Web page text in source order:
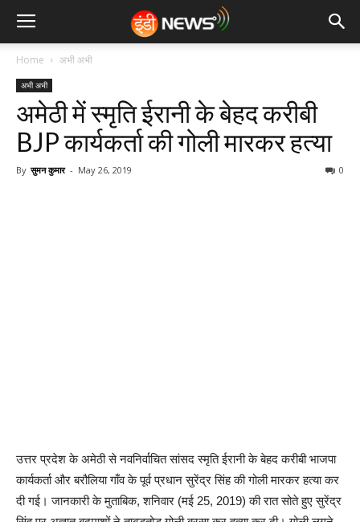
Home अभी अभी
अभी अभी
अमेठी में स्मृति ईरानी के बेहद करीबी
BJP कार्यकर्ता की गोली मारकर हत्या
By सुमन कुमार - May 26, 2019 0
उत्तर प्रदेश के अमेठी से नवनिर्वाचित सांसद स्मृति ईरानी के बेहद करीबी भाजपा
कार्यकर्ता और बरौलिया गाँव के पूर्व प्रधान सुरेंद्र सिंह की गोली मारकर हत्या कर
दी गई। जानकारी के मुताबिक, शनिवार (मई 25, 2019) की रात सोते हुए सुरेंद्र